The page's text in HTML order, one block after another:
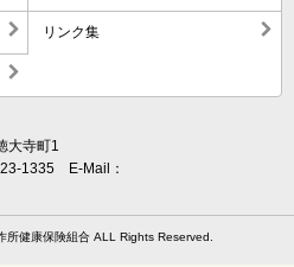
リンク集
寺町1
1335 E-Mail：
健康保険組合 ALL Rights Reserved.